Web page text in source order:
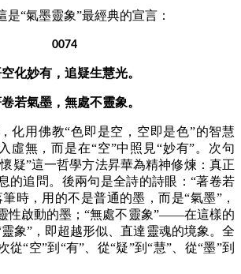
“氣墨靈象”最經典的宣言：
0074
化妙有，追疑生慧光。
若氣墨，無處不靈象。
化用佛教“色即是空，空即是色”的智慧
無，而是在“空”中照見“妙有”。次句
疑”這一哲學方法昇華為精神修煉：真正
的追問。後兩句是全詩的詩眼：“著卷若
時，用的不是普通的墨，而是“氣墨”，
性啟動的墨；“無處不靈象”——在這樣的
象”，即超越形似、直達靈魂的境象。全
“空”到“有”、從“疑”到“慧”、從“墨”到